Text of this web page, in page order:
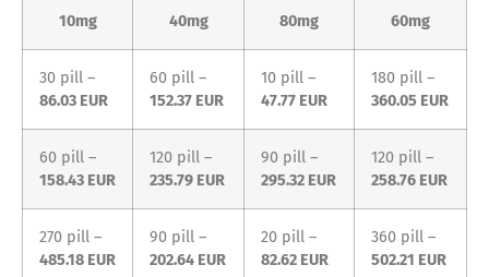
10mg 40mg 80mg 60mg
30 pill –
86.03 EUR
60 pill –
152.37 EUR
10 pill –
47.77 EUR
180 pill –
360.05 EUR
60 pill –
158.43 EUR
120 pill –
235.79 EUR
90 pill –
295.32 EUR
120 pill –
258.76 EUR
270 pill –
485.18 EUR
90 pill –
202.64 EUR
20 pill –
82.62 EUR
360 pill –
502.21 EUR